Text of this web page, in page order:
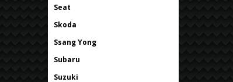
Seat
Skoda
Ssang Yong
Subaru
Suzuki